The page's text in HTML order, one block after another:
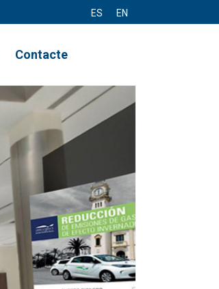
ES EN
Contacte